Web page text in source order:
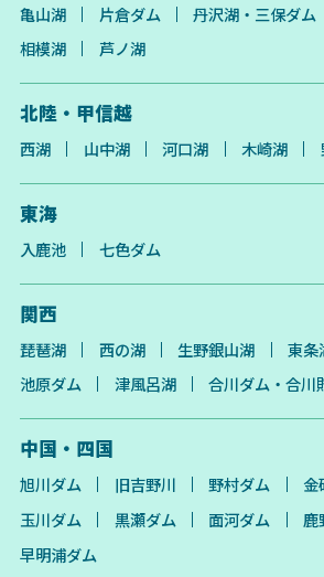
亀山湖
片倉ダム 丹沢湖・三保ダム
相模湖
芦ノ湖
北陸・甲信越
西湖 山中湖 河口湖 木崎湖
東海
入鹿池 七色ダム
関西
琵琶湖 西の湖 生野銀山湖 東条
池原ダム
津風呂湖 合川ダム・合川
中国・四国
旭川ダム 旧吉野川 野村ダム 金
玉川ダム
黒瀬ダム 面河ダム
鹿
早明浦ダム